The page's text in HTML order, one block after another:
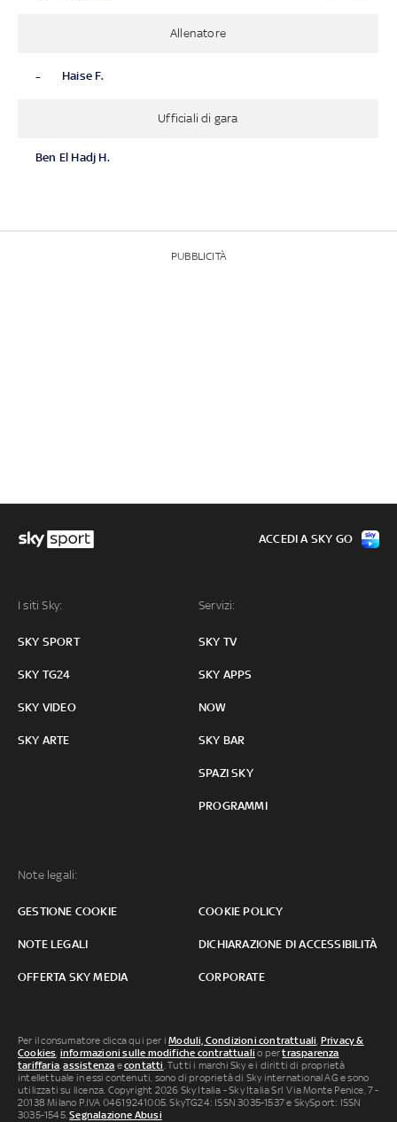
Allenatore
- Haise F.
Ufficiali di gara
Ben El Hadj H.
PUBBLICITÀ
I siti Sky:
SKY SPORT
SKY TG24
SKY VIDEO
SKY ARTE
Servizi:
SKY TV
SKY APPS
NOW
SKY BAR
SPAZI SKY
PROGRAMMI
Note legali:
GESTIONE COOKIE COOKIE POLICY
NOTE LEGALI DICHIARAZIONE DI ACCESSIBILITÀ
OFFERTA SKY MEDIA CORPORATE
ACCEDI A SKY GO
Per il consumatore clicca qui per iModuli, Condizioni contrattuali, Privacy &
Cookies, informazioni sulle modifiche contrattuali o pertrasparenza
tariffaria,assistenza econtatti. Tutti i marchi Sky e i diritti di proprietà
intellettuale in essi contenuti, sono di proprietà di Sky international AG e sono
utilizzati su licenza. Copyright 2026 Sky Italia - Sky Italia Srl Via Monte Penice, 7 -
20138 Milano P.IVA 04619241005. SkyTG24: ISSN 3035-1537 e SkySport: ISSN
3035-1545.Segnalazione Abusi